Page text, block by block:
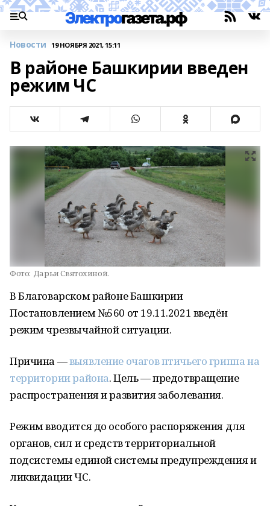
Новости 19 НОЯБРЯ 2021, 15:11
В районе Башкирии введен
режим ЧС
Фото: Дарьи Святохиной.
В Благоварском районе Башкирии
Постановлением №560 от 19.11.2021 введён
режим чрезвычайной ситуации.
Причина —выявление очагов птичьего гриппа на
территории района. Цель — предотвращение
распространения и развития заболевания.
Режим вводится до особого распоряжения для
органов, сил и средств территориальной
подсистемы единой системы предупреждения и
ликвидации ЧС.